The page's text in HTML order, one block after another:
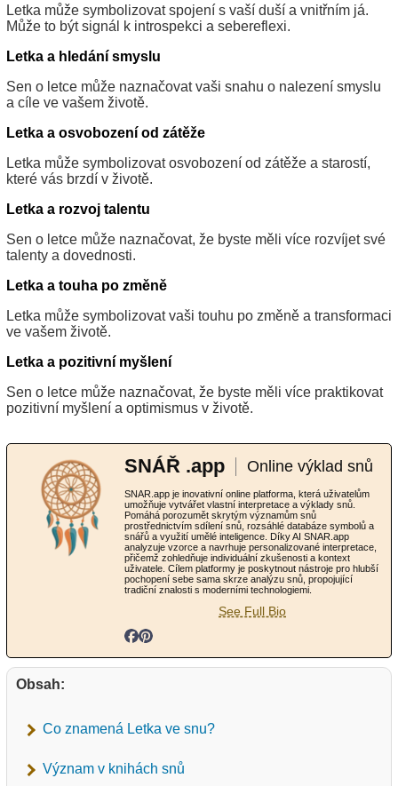
Letka může symbolizovat spojení s vaší duší a vnitřním já.
Může to být signál k introspekci a sebereflexi.
Letka a hledání smyslu
Sen o letce může naznačovat vaši snahu o nalezení smyslu
a cíle ve vašem životě.
Letka a osvobození od zátěže
Letka může symbolizovat osvobození od zátěže a starostí,
které vás brzdí v životě.
Letka a rozvoj talentu
Sen o letce může naznačovat, že byste měli více rozvíjet své
talenty a dovednosti.
Letka a touha po změně
Letka může symbolizovat vaši touhu po změně a transformaci
ve vašem životě.
Letka a pozitivní myšlení
Sen o letce může naznačovat, že byste měli více praktikovat
pozitivní myšlení a optimismus v životě.
SNÁŘ .app Online výklad snů
SNAR.app je inovativní online platforma, která uživatelům
umožňuje vytvářet vlastní interpretace a výklady snů.
Pomáhá porozumět skrytým významům snů
prostřednictvím sdílení snů, rozsáhlé databáze symbolů a
snářů a využití umělé inteligence. Díky AI SNAR.app
analyzuje vzorce a navrhuje personalizované interpretace,
přičemž zohledňuje individuální zkušenosti a kontext
uživatele. Cílem platformy je poskytnout nástroje pro hlubší
pochopení sebe sama skrze analýzu snů, propojující
tradiční znalosti s moderními technologiemi.
See Full Bio
Obsah:
Co znamená Letka ve snu?
Význam v knihách snů